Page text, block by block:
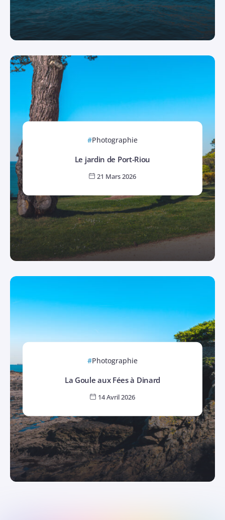
Photographie
Le jardin de Port-Riou
21 Mars 2026
Photographie
La Goule aux Fées à Dinard
14 Avril 2026